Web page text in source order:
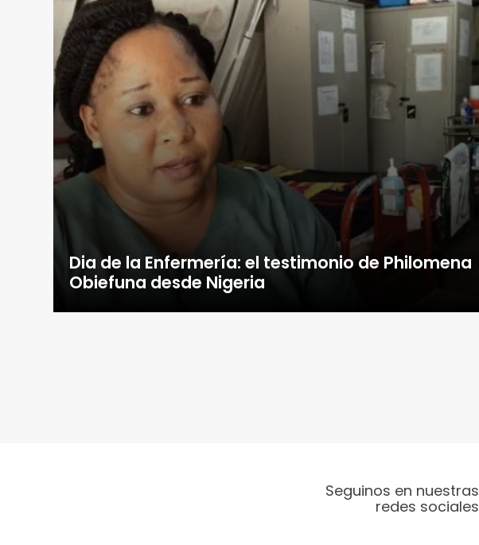
Dia de la Enfermería: el testimonio de Philomena
Obiefuna desde Nigeria
Seguinos en nuestras
redes sociales